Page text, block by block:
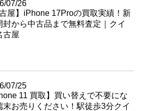
07/26
古屋】iPhone 17Proの買取実績！新
封から中古品まで無料査定｜クイ
古屋
07/25
11 買取】買い替えで不要にな
末お売りください！駅徒歩3分クイ